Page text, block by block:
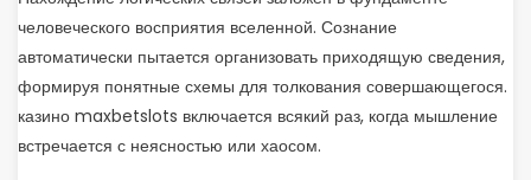
человеческого восприятия вселенной. Сознание
автоматически пытается организовать приходящую сведения,
формируя понятные схемы для толкования совершающегося.
казино maxbetslots включается всякий раз, когда мышление
встречается с неясностью или хаосом.